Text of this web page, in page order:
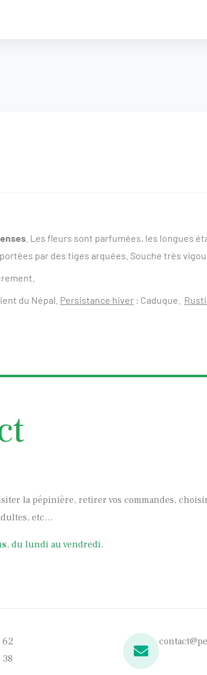
. Les fleurs sont parfumées, les longues
par des tiges arquées. Souche très
du Népal. Persistance hiver : Caduque.
la pépinière, retirer vos commandes,
etc…
, du lundi au vendredi.
62